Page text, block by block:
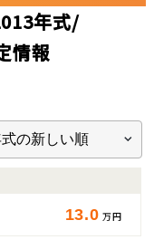
年式/
情報
13.0 万円